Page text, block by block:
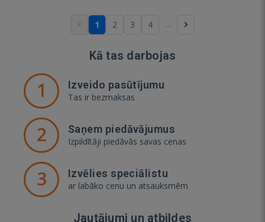
1 2 3 4 ...
Kā tas darbojas
1 Izveido pasūtījumu
Tas ir bezmaksas
2 Saņem piedāvājumus
Izpildītāji piedāvās savas cenas
3 Izvēlies speciālistu
ar labāko cenu un atsauksmēm
Jautājumi un atbildes